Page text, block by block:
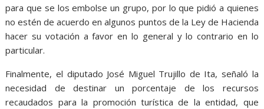
para que se los embolse un grupo, por lo que pidió a quienes
no estén de acuerdo en algunos puntos de la Ley de Hacienda
hacer su votación a favor en lo general y lo contrario en lo
particular.
Finalmente, el diputado José Miguel Trujillo de Ita, señaló la
necesidad de destinar un porcentaje de los recursos
recaudados para la promoción turística de la entidad, que